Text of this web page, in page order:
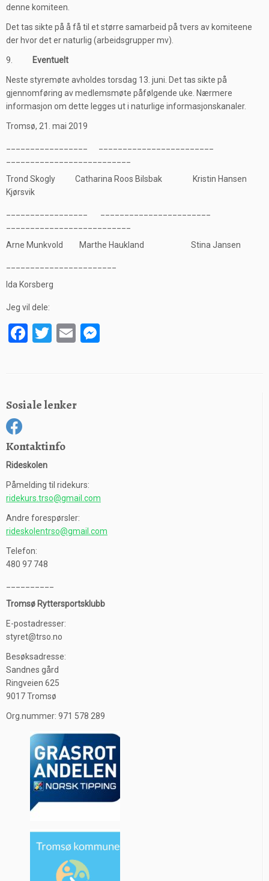
denne komiteen.
Det tas sikte på å få til et større samarbeid på tvers av komiteene
der hvor det er naturlig (arbeidsgrupper mv).
9. Eventuelt
Neste styremøte avholdes torsdag 13. juni. Det tas sikte på
gjennomføring av medlemsmøte påfølgende uke. Nærmere
informasjon om dette legges ut i naturlige informasjonskanaler.
Tromsø, 21. mai 2019
Trond Skogly Catharina Roos Bilsbak Kristin Hansen
Kjørsvik
Arne Munkvold Marthe Haukland Stina Jansen
Ida Korsberg
Jeg vil dele:
F
o
k
T
E
Sosiale lenker
Kontaktinfo
Rideskolen
Påmelding til ridekurs:
ridekurs.trso@gmail.com
Andre forespørsler:
rideskolentrso@gmail.com
Telefon:
480 97 748
Tromsø Ryttersportsklubb
E-postadresser:
styret@trso.no
Besøksadresse:
Sandnes gård
Ringveien 625
9017 Tromsø
Org.nummer: 971 578 289